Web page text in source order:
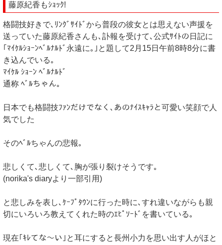
藤原紀香もｼｮｯｸ!
格闘技好きで､ﾘﾝｸﾞｻｲﾄﾞから普段の彼女とは思えない声援を
送っていた藤原紀香さんも､訃報を受けて､公式ｻｲﾄの日記に
｢ﾏｲｹﾙｼｮｰﾝﾍﾞﾙﾅﾙﾄﾞ永遠に｡｣と題して2月15日午前8時8分に書
き込んでいる｡
ﾏｲｹﾙ ｼｮｰﾝ ﾍﾞﾙﾅﾙﾄﾞ
通称 ﾍﾞﾙちゃん｡
日本でも格闘技ﾌｧﾝだけでなく､あのﾅｲｽｷｬﾗと可愛い笑顔で人
気でした
そのﾍﾞﾙちゃんの悲報｡
悲しくて､悲しくて､胸が張り裂けそうです｡
(norika's diaryより一部引用)
と悲しみを表し､ｹｰﾌﾟﾀｳﾝに行った時に､すれ違いながらも親
切にいろいろ教えてくれた時のｴﾋﾟｿｰﾄﾞを書いている｡
現在｢ｷﾚてな～い｣と耳にすると長州小力を思い出す人がほと